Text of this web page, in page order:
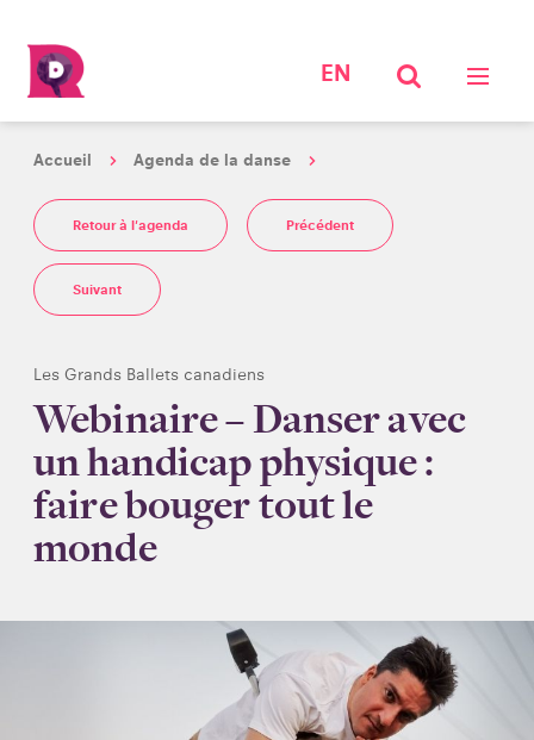
EN
Accueil Agenda de la danse
Retour à l'agenda Précédent
Suivant
Les Grands Ballets canadiens
Webinaire – Danser avec
un handicap physique :
faire bouger tout le
monde